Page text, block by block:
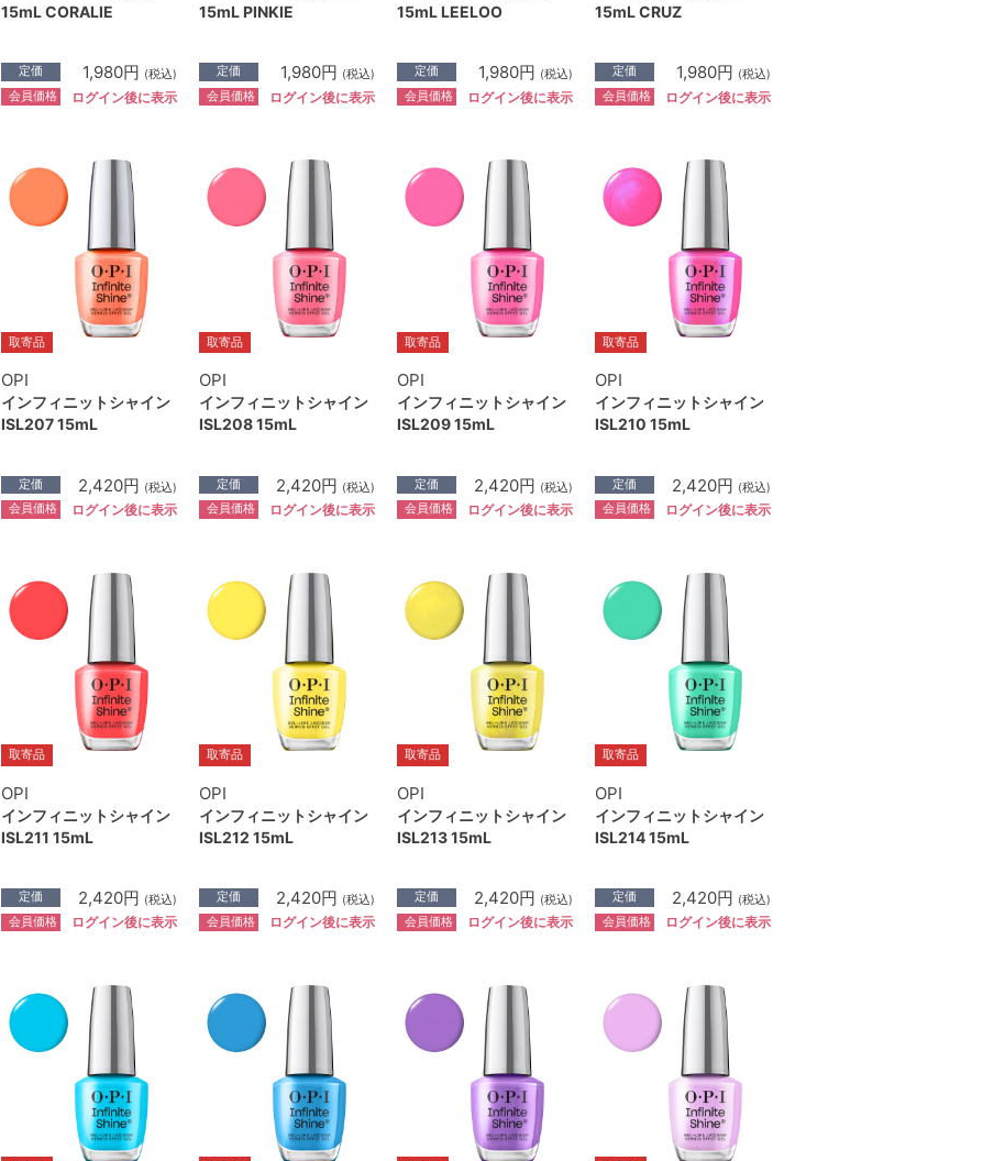
15mL CORALIE
定価 1,980円 (税込)
会員価格 ログイン後に表示
15mL PINKIE
定価 1,980円 (税込)
会員価格 ログイン後に表示
15mL LEELOO
定価 1,980円 (税込)
会員価格 ログイン後に表示
15mL CRUZ
定価 1,980円 (税込)
会員価格 ログイン後に表示
取寄品
OPI
インフィニットシャイン
ISL207 15mL
定価 2,420円 (税込)
会員価格 ログイン後に表示
取寄品
OPI
インフィニットシャイン
ISL208 15mL
定価 2,420円 (税込)
会員価格 ログイン後に表示
取寄品
OPI
インフィニットシャイン
ISL209 15mL
定価 2,420円 (税込)
会員価格 ログイン後に表示
取寄品
OPI
インフィニットシャイン
ISL210 15mL
定価 2,420円 (税込)
会員価格 ログイン後に表示
取寄品
OPI
インフィニットシャイン
ISL211 15mL
定価 2,420円 (税込)
会員価格 ログイン後に表示
取寄品
OPI
インフィニットシャイン
ISL212 15mL
定価 2,420円 (税込)
会員価格 ログイン後に表示
取寄品
OPI
インフィニットシャイン
ISL213 15mL
定価 2,420円 (税込)
会員価格 ログイン後に表示
取寄品
OPI
インフィニットシャイン
ISL214 15mL
定価 2,420円 (税込)
会員価格 ログイン後に表示